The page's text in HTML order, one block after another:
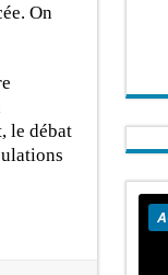
On
le débat